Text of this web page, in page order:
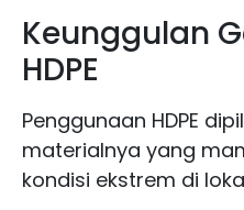
Keunggulan
HDPE
Penggunaan HDPE
materialnya yang
kondisi ekstrem di